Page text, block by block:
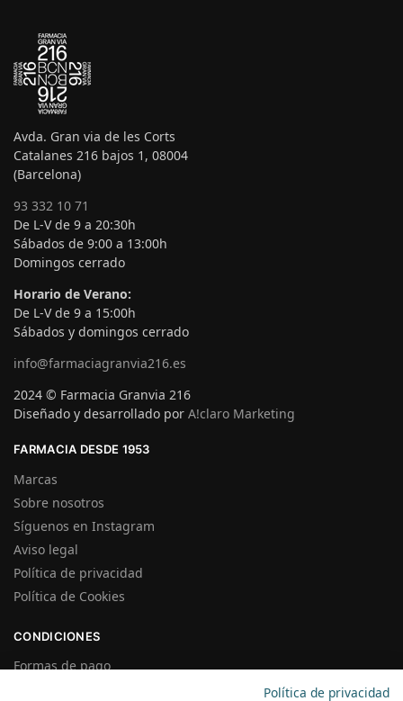
Avda. Gran via de les Corts
Catalanes 216 bajos 1, 08004
(Barcelona)
93 332 10 71
De L-V de 9 a 20:30h
Sábados de 9:00 a 13:00h
Domingos cerrado
Horario de Verano:
De L-V de 9 a 15:00h
Sábados y domingos cerrado
info@farmaciagranvia216.es
2024 © Farmacia Granvia 216
Diseñado y desarrollado por A!claro Marketing
FARMACIA DESDE 1953
Marcas
Sobre nosotros
Síguenos en Instagram
Aviso legal
Política de privacidad
Política de Cookies
CONDICIONES
Formas de pago
Política de privacidad